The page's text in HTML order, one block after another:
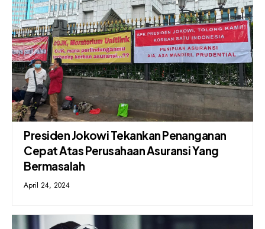
Presiden Jokowi Tekankan Penanganan
Cepat Atas Perusahaan Asuransi Yang
Bermasalah
April 24, 2024